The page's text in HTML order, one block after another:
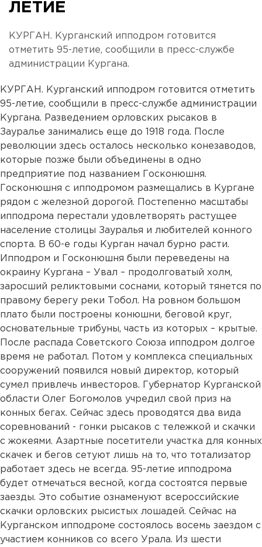
ЛЕТИЕ
КУРГАН. Курганский ипподром готовится
отметить 95-летие, сообщили в пресс-службе
администрации Кургана.
КУРГАН. Курганский ипподром готовится отметить
95-летие, сообщили в пресс-службе администрации
Кургана. Разведением орловских рысаков в
Зауралье занимались еще до 1918 года. После
революции здесь осталось несколько конезаводов,
которые позже были объединены в одно
предприятие под названием Госконюшня.
Госконюшня с ипподромом размещались в Кургане
рядом с железной дорогой. Постепенно масштабы
ипподрома перестали удовлетворять растущее
население столицы Зауралья и любителей конного
спорта. В 60-е годы Курган начал бурно расти.
Ипподром и Госконюшня были переведены на
окраину Кургана – Увал – продолговатый холм,
заросший реликтовыми соснами, который тянется по
правому берегу реки Тобол. На ровном большом
плато были построены конюшни, беговой круг,
основательные трибуны, часть из которых – крытые.
После распада Советского Союза ипподром долгое
время не работал. Потом у комплекса специальных
сооружений появился новый директор, который
сумел привлечь инвесторов. Губернатор Курганской
области Олег Богомолов учредил свой приз на
конных бегах. Сейчас здесь проводятся два вида
соревнований - гонки рысаков с тележкой и скачки
с жокеями. Азартные посетители участка для конных
скачек и бегов сетуют лишь на то, что тотализатор
работает здесь не всегда. 95-летие ипподрома
будет отмечаться весной, когда состоятся первые
заезды. Это событие ознаменуют всероссийские
скачки орловских рысистых лошадей. Сейчас на
Курганском ипподроме состоялось восемь заездом с
участием конников со всего Урала. Из шести